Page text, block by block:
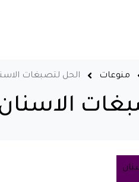
منوعات الحل لتصبغات